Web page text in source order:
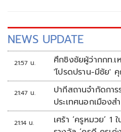
NEWS UPDATE
21:57 น.
ศึกชิงชัยผู้ว่ากกท.
'โปรดปราน-มีชัย'
21:47 น.
ปากีสถานจำกัดกา
ประเทศนอกเมือง
21:14 น.
เศร้า ‘ครูหมวย’ 1